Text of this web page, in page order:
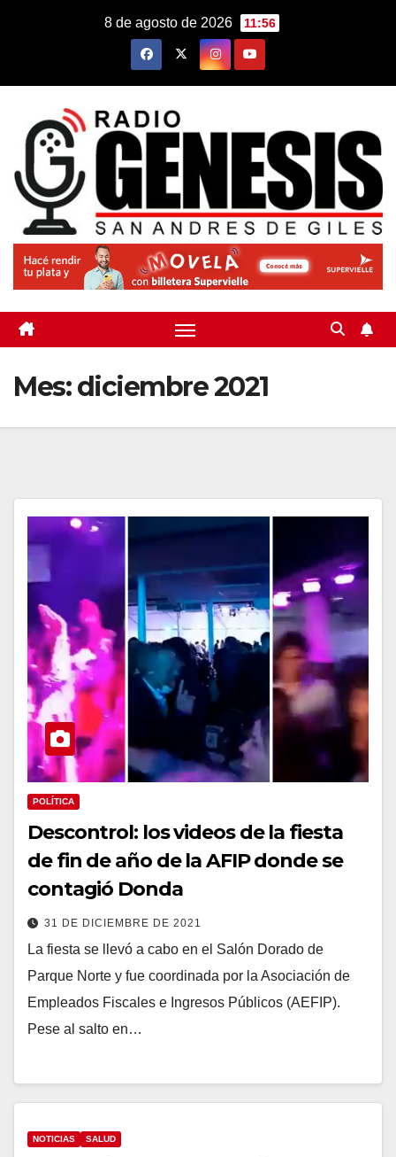
8 de agosto de 2026 11:56
Mes:diciembre 2021
POLÍTICA
Descontrol: los videos de la fiesta
de fin de año de la AFIP donde se
contagió Donda
31 DE DICIEMBRE DE 2021
La fiesta se llevó a cabo en el Salón Dorado de
Parque Norte y fue coordinada por la Asociación de
Empleados Fiscales e Ingresos Públicos (AEFIP).
Pese al salto en…
NOTICIAS SALUD